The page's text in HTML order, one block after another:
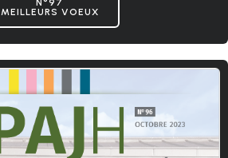
N°97
MEILLEURS VOEUX